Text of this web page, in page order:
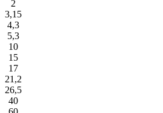
2
3,15
4,3
5,3
10
15
17
21,2
26,5
40